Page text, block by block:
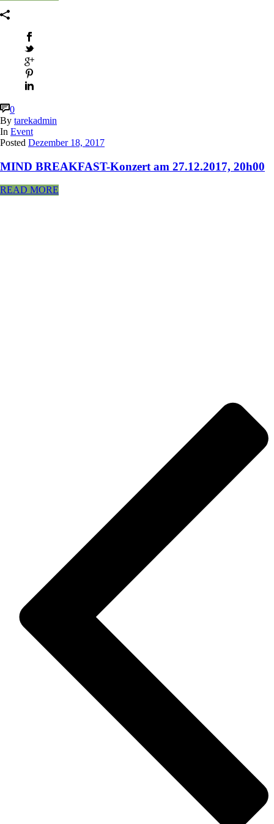
0
By tarekadmin
In Event
Posted Dezember 18, 2017
MIND BREAKFAST-Konzert am 27.12.2017, 20h00
READ MORE